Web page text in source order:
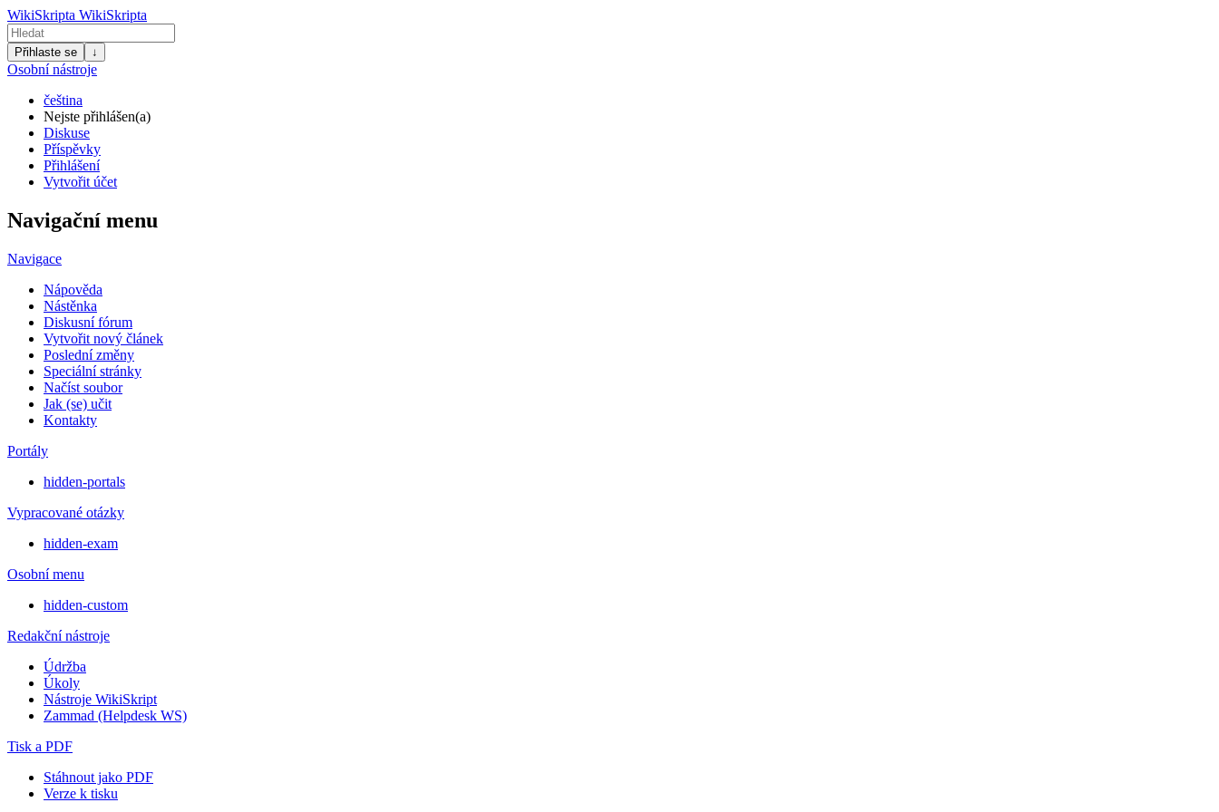
WikiSkripta WikiSkripta
Přihlaste se ↓
Osobní nástroje
čeština
Nejste přihlášen(a)
Diskuse
Příspěvky
Přihlášení
Vytvořit účet
Navigační menu
Navigace
Nápověda
Nástěnka
Diskusní fórum
Vytvořit nový článek
Poslední změny
Speciální stránky
Načíst soubor
Jak (se) učit
Kontakty
Portály
hidden-portals
Vypracované otázky
hidden-exam
Osobní menu
hidden-custom
Redakční nástroje
Údržba
Úkoly
Nástroje WikiSkript
Zammad (Helpdesk WS)
Tisk a PDF
Stáhnout jako PDF
Verze k tisku